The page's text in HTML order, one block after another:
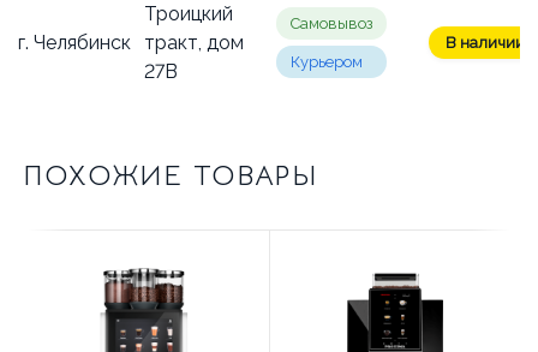
г. Челябинск
Троицкий
тракт, дом
27В
Самовывоз
Курьером
В наличии:
ПОХОЖИЕ ТОВАРЫ